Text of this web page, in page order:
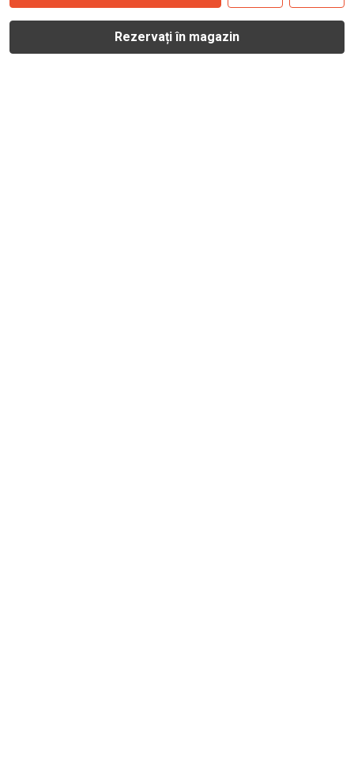
Rezervați în magazin